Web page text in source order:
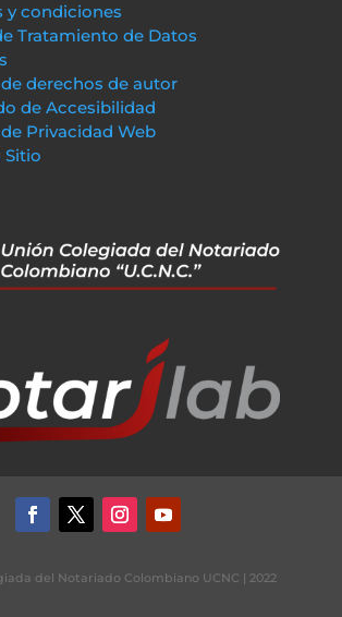
y condiciones
Tratamiento de Datos
de derechos de autor
de Accesibilidad
Privacidad Web
Sitio
del Notariado Colombiano UCNC | 2022